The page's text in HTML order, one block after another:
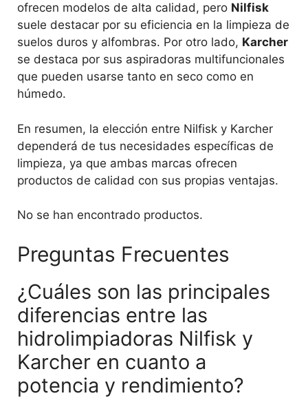
ofrecen modelos de alta calidad, pero Nilfisk
suele destacar por su eficiencia en la limpieza de
suelos duros y alfombras. Por otro lado, Karcher
se destaca por sus aspiradoras multifuncionales
que pueden usarse tanto en seco como en
húmedo.
En resumen, la elección entre Nilfisk y Karcher
dependerá de tus necesidades específicas de
limpieza, ya que ambas marcas ofrecen
productos de calidad con sus propias ventajas.
No se han encontrado productos.
Preguntas Frecuentes
¿Cuáles son las principales
diferencias entre las
hidrolimpiadoras Nilfisk y
Karcher en cuanto a
potencia y rendimiento?